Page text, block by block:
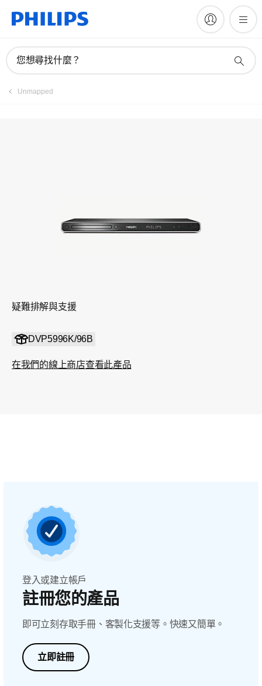
您想尋找什麼？
Unmapped
疑難排解與支援
DVP5996K/96B
在我們的線上商店查看此產品
註冊產品
登入或建立帳戶
註冊您的產品
即可立刻存取手冊、客製化支援等。快速又簡單。
立即註冊